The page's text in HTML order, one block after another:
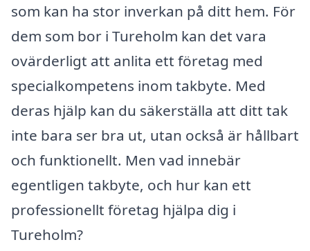
som kan ha stor inverkan på ditt hem. För
dem som bor i Tureholm kan det vara
ovärderligt att anlita ett företag med
specialkompetens inom takbyte. Med
deras hjälp kan du säkerställa att ditt tak
inte bara ser bra ut, utan också är hållbart
och funktionellt. Men vad innebär
egentligen takbyte, och hur kan ett
professionellt företag hjälpa dig i
Tureholm?